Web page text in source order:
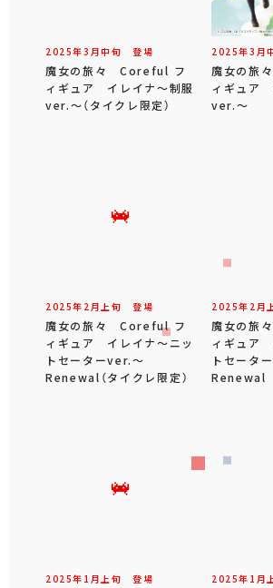
2025年3 月中旬 登場
魔女の旅々 Coreful フ
ィギュア イレイナ～制服
ver.～（タイクレ限定）
2025年3 月
魔女の旅
ィギュア
ver.～
2025年 2 月 上旬 登場
魔女の旅々 Coreful フ
ィギュア イレイナ～ニッ
トセーターver.～
Renewal（タイクレ限定）
2025年 2 月
魔女の旅
ィギュア
トセータ
Renewal
2025年 1 月 上旬 登場 2025年 1 月